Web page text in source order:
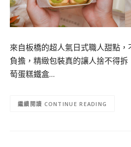
來自板橋的超人氣日式職人甜點
負擔，精緻包裝真的讓人捨不得
萄蛋糕鐵盒…
CONTINUE READING